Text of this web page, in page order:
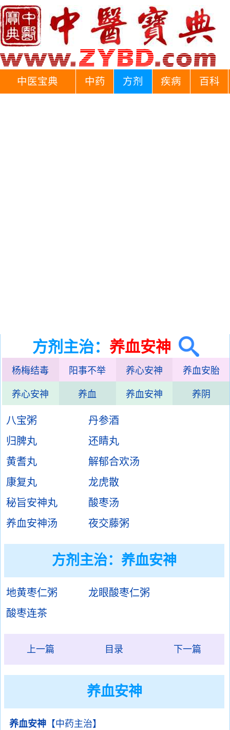
中医宝典 中药 方剂 疾病 百科
方剂主治： 养血安神
杨梅结毒 阳事不举 养心安神 养血安胎
养心安神 养血 养血安神 养阴
八宝粥
丹参酒
归脾丸
还睛丸
黄耆丸
解郁合欢汤
康复丸
龙虎散
秘旨安神丸
酸枣汤
养血安神汤
夜交藤粥
方剂主治： 养血安神
地黄枣仁粥
龙眼酸枣仁粥
酸枣连茶
上一篇 目录 下一篇
养血安神
养血安神 【中药主治】